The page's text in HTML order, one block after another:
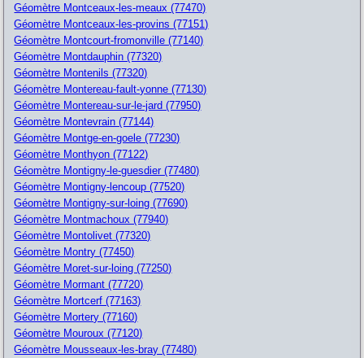
Géomètre Montceaux-les-meaux (77470)
Géomètre Montceaux-les-provins (77151)
Géomètre Montcourt-fromonville (77140)
Géomètre Montdauphin (77320)
Géomètre Montenils (77320)
Géomètre Montereau-fault-yonne (77130)
Géomètre Montereau-sur-le-jard (77950)
Géomètre Montevrain (77144)
Géomètre Montge-en-goele (77230)
Géomètre Monthyon (77122)
Géomètre Montigny-le-guesdier (77480)
Géomètre Montigny-lencoup (77520)
Géomètre Montigny-sur-loing (77690)
Géomètre Montmachoux (77940)
Géomètre Montolivet (77320)
Géomètre Montry (77450)
Géomètre Moret-sur-loing (77250)
Géomètre Mormant (77720)
Géomètre Mortcerf (77163)
Géomètre Mortery (77160)
Géomètre Mouroux (77120)
Géomètre Mousseaux-les-bray (77480)